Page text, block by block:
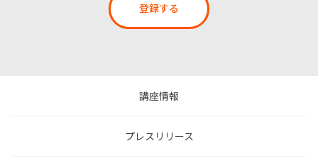
登録する
講座情報
プレスリリース